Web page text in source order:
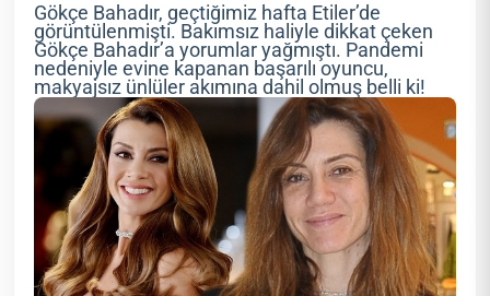
Gökçe Bahadır, geçtiğimiz hafta Etiler’de
görüntülenmişti. Bakımsız haliyle dikkat çeken
Gökçe Bahadır’a yorumlar yağmıştı. Pandemi
nedeniyle evine kapanan başarılı oyuncu,
makyajsız ünlüler akımına dahil olmuş belli ki!